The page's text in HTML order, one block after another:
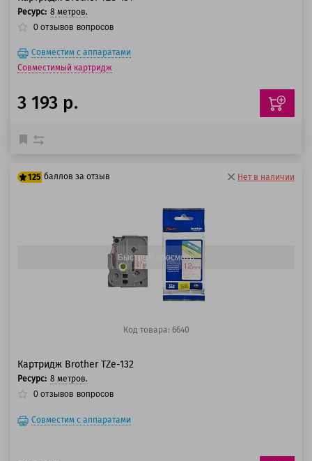
Ресурс: 8 метров.
0 отзывов вопросов
Совместим с аппаратами
Совместимый картридж
3 193 р.
125 баллов за отзыв Нет в наличии
Быстрый просмотр
Код товара: 6640
Картридж Brother TZe-132
Ресурс: 8 метров.
0 отзывов вопросов
Совместим с аппаратами